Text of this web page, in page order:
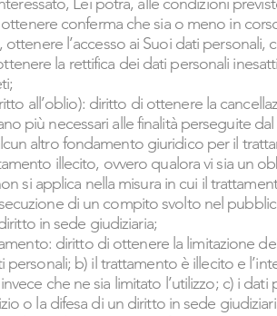
conferma che sia o meno in
l’accesso ai Suoi dati personali,
la rettifica dei dati personali
all’oblio): diritto di ottenere la
più necessari alle finalità perseguite
altro fondamento giuridico per il
illecito, ovvero qualora vi sia un
si applica nella misura in cui il
di un compito svolto nel
in sede giudiziaria;
diritto di ottenere la limitazione
personali; b) il trattamento è illecito e
che ne sia limitato l’utilizzo; c) i dati
o la difesa di un diritto in sede